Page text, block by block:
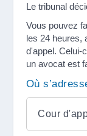
Le tribunal
Vous pouvez
les 24 heures,
d'appel. Celui-
un avocat est
Où
Cour